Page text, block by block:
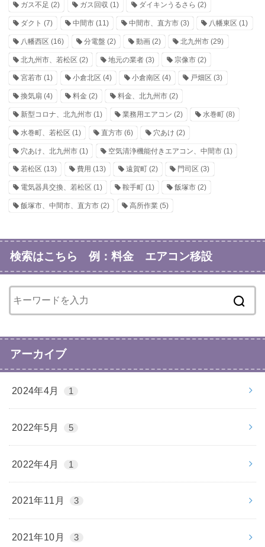
ガス不足 (2) ガス回収 (1) ダイキンうるさら (2)
ダクト (7) 中間市(11) 中間市、直方市(3) 八幡東区 (1)
八幡西区 (16) 分電盤 (2) 動画(2) 北九州市 (29)
北九州市、若松区 (2) 地元の業者(3) 宗像市(2)
宮若市 (1) 小倉北区 (4) 小倉南区 (4) 戸畑区 (3)
換気扇 (4) 料金 (2) 料金、北九州市(2)
新型コロナ、北九州市 (1) 業務用エアコン (2) 水巻町(8)
水巻町、若松区 (1) 直方市(6) 穴あけ (2)
穴あけ、北九州市 (1) 空気清浄機能付きエアコン、中間市(1)
若松区 (13) 費用 (13) 遠賀町(2) 門司区 (3)
電気器具交換、若松区 (1) 鞍手町(1) 飯塚市(2)
飯塚市、中間市、直方市 (2) 高所作業(5)
検索はこちら 例：料金 エアコン移設
アーカイブ
2024年4月 1
2022年5月 5
2022年4月 1
2021年11月 3
2021年10月 3